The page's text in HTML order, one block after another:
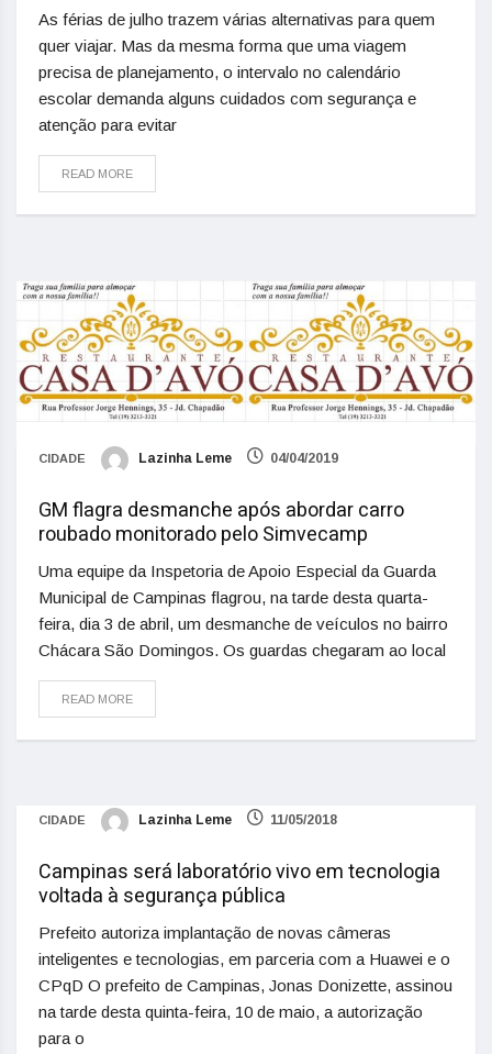
As férias de julho trazem várias alternativas para quem
quer viajar. Mas da mesma forma que uma viagem
precisa de planejamento, o intervalo no calendário
escolar demanda alguns cuidados com segurança e
atenção para evitar
READ MORE
CIDADE Lazinha Leme 04/04/2019
GM flagra desmanche após abordar carro
roubado monitorado pelo Simvecamp
Uma equipe da Inspetoria de Apoio Especial da Guarda
Municipal de Campinas flagrou, na tarde desta quarta-
feira, dia 3 de abril, um desmanche de veículos no bairro
Chácara São Domingos. Os guardas chegaram ao local
READ MORE
CIDADE Lazinha Leme 11/05/2018
Campinas será laboratório vivo em tecnologia
voltada à segurança pública
Prefeito autoriza implantação de novas câmeras
inteligentes e tecnologias, em parceria com a Huawei e o
CPqD O prefeito de Campinas, Jonas Donizette, assinou
na tarde desta quinta-feira, 10 de maio, a autorização
para o